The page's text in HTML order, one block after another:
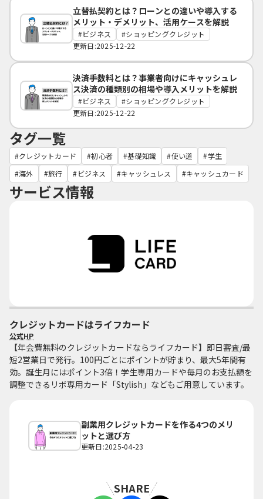
立替払契約とは？ローンとの違いや導入する
メリット・デメリット、活用ケースを解説
ビジネス
ショッピングクレジット
更新日:2025-12-22
決済手数料とは？事業者向けにキャッシュレ
ス決済の種類別の相場や導入メリットを解説
ビジネス
ショッピングクレジット
更新日:2025-12-22
タグ一覧
クレジットカード 初心者 基礎知識 使い道
学生
海外
旅行 ビジネス キャッシュレス キャッシュカード
サービス情報
クレジットカードはライフカード
公式HP
【年会費無料のクレジットカードならライフカード】即日審査/最
短2営業日で発行。100円ごとにポイントが貯まり、最大5年間有
効。誕生月にはポイント3倍！学生専用カードや毎月のお支払額を
調整できるリボ専用カード「Stylish」などもご用意しています。
副業用クレジットカードを作る4つのメリ
ットと選び方
更新日:2025-04-23
SHARE